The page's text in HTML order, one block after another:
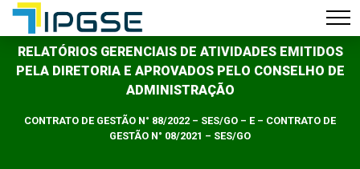
RELATÓRIOS GERENCIAIS DE ATIVIDADES EMITIDOS
PELA DIRETORIA E APROVADOS PELO CONSELHO DE
ADMINISTRAÇÃO
CONTRATO DE GESTÃO N° 88/2022 – SES/GO – E – CONTRATO DE
GESTÃO N° 08/2021 – SES/GO